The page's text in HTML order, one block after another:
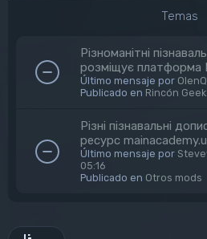
Temas
Різноманітні
розміщує платформа
Último mensaje por
Publicado en Rincón Geek
Різні пізнавальні
ресурс
Último mensaje por
05:16
Publicado en Otros mods